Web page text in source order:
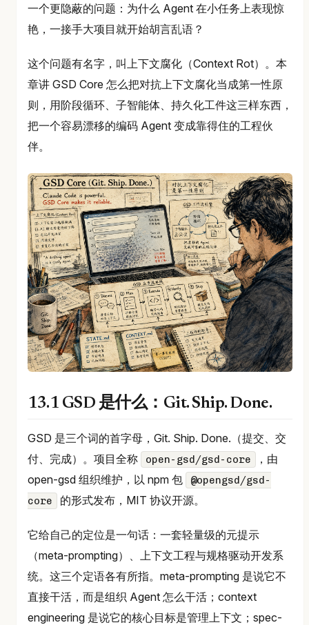
一个更隐蔽的问题：为什么 Agent 在小任务上表现惊
艳，一接手大项目就开始胡言乱语？
这个问题有名字，叫上下文腐化（Context Rot）。本
章讲 GSD Core 怎么把对抗上下文腐化当成第一性原
则，用阶段循环、子智能体、持久化工件这三样东西，
把一个容易漂移的编码 Agent 变成靠得住的工程伙
伴。
13.1 GSD 是什么：Git. Ship. Done.
GSD 是三个词的首字母，Git. Ship. Done.（提交、交
付、完成）。项目全称
open-gsd/gsd-core
，由
open-gsd 组织维护，以 npm 包
@opengsd/gsd-
core
的形式发布，MIT 协议开源。
它给自己的定位是一句话：一套轻量级的元提示
（meta-prompting）、上下文工程与规格驱动开发系
统。这三个定语各有所指。meta-prompting 是说它不
直接干活，而是组织 Agent 怎么干活；context
engineering 是说它的核心目标是管理上下文；spec-